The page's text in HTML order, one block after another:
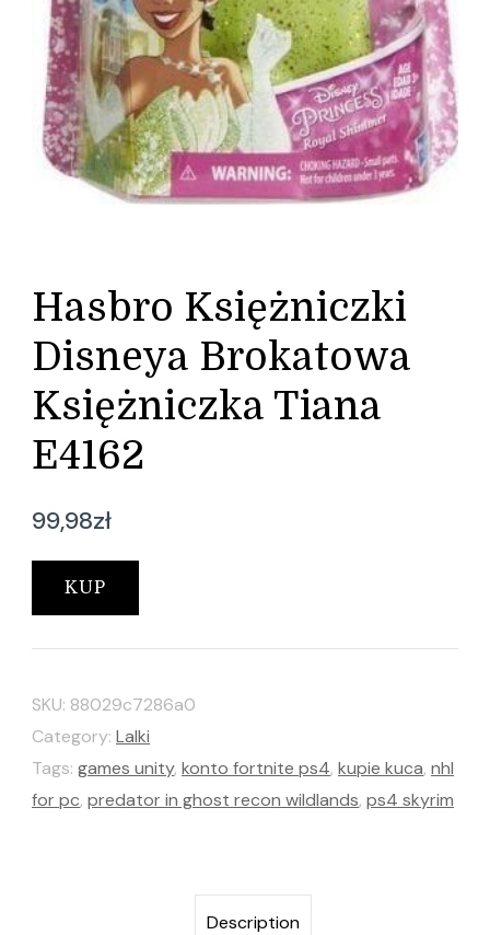
Hasbro Księżniczki
Disneya Brokatowa
Księżniczka Tiana
E4162
99,98zł
KUP
SKU: 88029c7286a0
Category: Lalki
Tags: games unity, konto fortnite ps4, kupie kuca, nhl
for pc, predator in ghost recon wildlands, ps4 skyrim
Description